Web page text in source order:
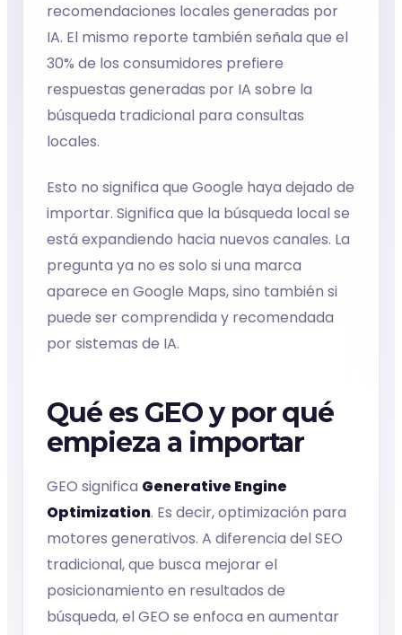
recomendaciones locales generadas por
IA. El mismo reporte también señala que el
30% de los consumidores prefiere
respuestas generadas por IA sobre la
búsqueda tradicional para consultas
locales.
Esto no significa que Google haya dejado de
importar. Significa que la búsqueda local se
está expandiendo hacia nuevos canales. La
pregunta ya no es solo si una marca
aparece en Google Maps, sino también si
puede ser comprendida y recomendada
por sistemas de IA.
Qué es GEO y por qué
empieza a importar
GEO significa Generative Engine
Optimization. Es decir, optimización para
motores generativos. A diferencia del SEO
tradicional, que busca mejorar el
posicionamiento en resultados de
búsqueda, el GEO se enfoca en aumentar